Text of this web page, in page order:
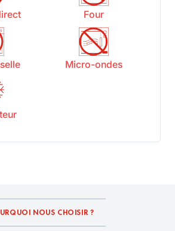
Four
Micro-ondes
NOUS CHOISIR ?